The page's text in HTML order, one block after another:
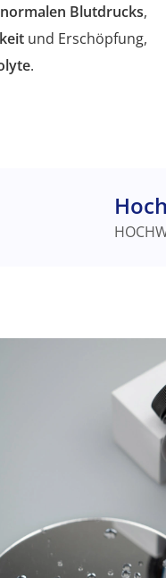
normalen Blutdrucks,
und Erschöpfung,
.